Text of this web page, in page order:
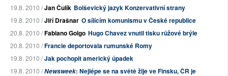
19.8. 2010 /Jan Čulík Bolševický jazyk Konzervativní strany
19.8. 2010 /Jiří Drašnar O sílícím komunismu v České republice
20.8. 2010 /Fabiano Golgo Hugo Chavez vnutil tisku růžové brýle
20.8. 2010 /Francie deportovala rumunské Romy
19.8. 2010 /Jak pochopit americký úpadek
19.8. 2010 /Newsweek: Nejlépe se na světě žije ve Finsku, ČR je